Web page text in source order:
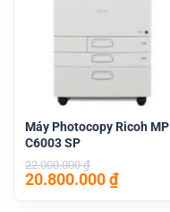
Máy Photocopy Ricoh MP
C6003 SP
22.000.000₫
Giá
20.800.000₫Giá
hiện